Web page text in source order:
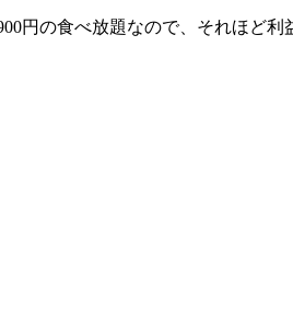
円の食べ放題なので、それほど